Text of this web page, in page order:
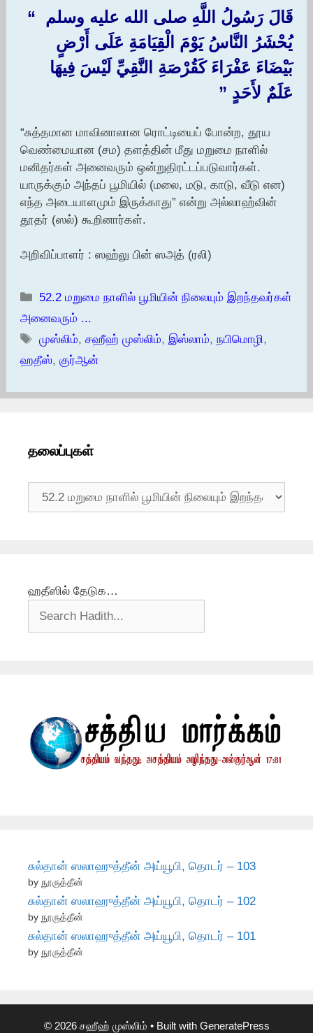
قَالَ رَسُولُ اللَّهِ صلى الله عليه وسلم ‏ “‏
يُحْشَرُ النَّاسُ يَوْمَ الْقِيَامَةِ عَلَى أَرْضٍ
بَيْضَاءَ عَفْرَاءَ كَقُرْصَةِ النَّقِيِّ لَيْسَ فِيهَا
عَلَمٌ لأَحَدٍ ‏”‏
“சுத்தமான மாவினாலான ரொட்டியைப் போன்ற, தூய
வெண்மையான (சம) தளத்தின் மீது மறுமை நாளில்
மனிதர்கள் அனைவரும் ஒன்றுதிரட்டப்படுவார்கள்.
யாருக்கும் அந்தப் பூமியில் (மலை, மடு, காடு, வீடு என)
எந்த அடையாளமும் இருக்காது” என்று அல்லாஹ்வின்
தூதர் (ஸல்) கூறினார்கள்.
அறிவிப்பாளர் : ஸஹ்லு பின் ஸஅத் (ரலி)
Categories
52.2 மறுமை நாளில் பூமியின் நிலையும் இறந்தவர்கள்
அனைவரும் ...
Tags
முஸ்லிம்,சஹீஹ் முஸ்லிம்,இஸ்லாம்,நபிமொழி,
ஹதீஸ், குர்ஆன்
தலைப்புகள்
தலைப்புகள்
ஹதீஸில் தேடுக…
சுல்தான் ஸலாஹுத்தீன் அய்யூபி, தொடர் – 103
by நூருத்தீன்
சுல்தான் ஸலாஹுத்தீன் அய்யூபி, தொடர் – 102
by நூருத்தீன்
சுல்தான் ஸலாஹுத்தீன் அய்யூபி, தொடர் – 101
by நூருத்தீன்
© 2026 சஹீஹ் முஸ்லிம் • Built with GeneratePress